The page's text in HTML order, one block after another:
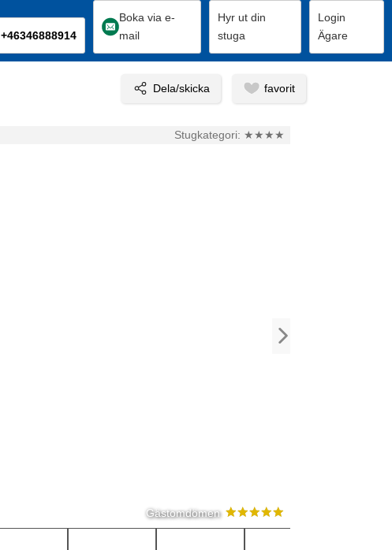
+46346888914
Boka via e-
mail
Hyr ut din
stuga
Login
Ägare
Stugkategori: ★★★★
Gästomdömen